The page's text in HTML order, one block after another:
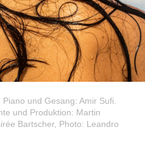
und Gesang: Amir Sufi.
und Produktion: Martin
Bartscher, Photo: Leandro